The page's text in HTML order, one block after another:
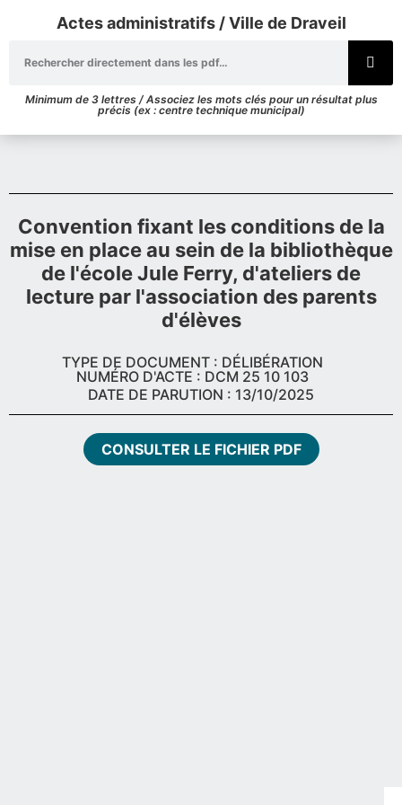
Actes administratifs / Ville de Draveil
Minimum de 3 lettres / Associez les mots clés pour un résultat plus
précis (ex : centre technique municipal)
Convention fixant les conditions de la
mise en place au sein de la bibliothèque
de l'école Jule Ferry, d'ateliers de
lecture par l'association des parents
d'élèves
TYPE DE DOCUMENT : DÉLIBÉRATION
NUMÉRO D'ACTE : DCM 25 10 103
DATE DE PARUTION : 13/10/2025
CONSULTER LE FICHIER PDF